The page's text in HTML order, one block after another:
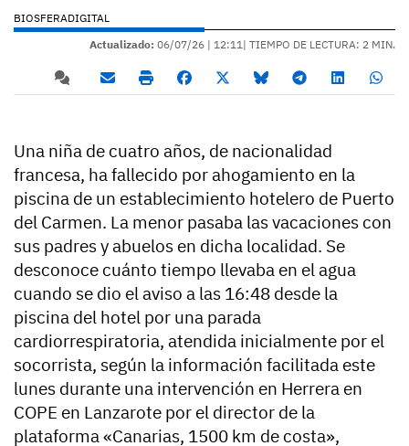
BIOSFERADIGITAL
Actualizado: 06/07/26 | 12:11 | TIEMPO DE LECTURA: 2 MIN.
Una niña de cuatro años, de nacionalidad
francesa, ha fallecido por ahogamiento en la
piscina de un establecimiento hotelero de Puerto
del Carmen. La menor pasaba las vacaciones con
sus padres y abuelos en dicha localidad. Se
desconoce cuánto tiempo llevaba en el agua
cuando se dio el aviso a las 16:48 desde la
piscina del hotel por una parada
cardiorrespiratoria, atendida inicialmente por el
socorrista, según la información facilitada este
lunes durante una intervención en Herrera en
COPE en Lanzarote por el director de la
plataforma «Canarias, 1500 km de costa»,